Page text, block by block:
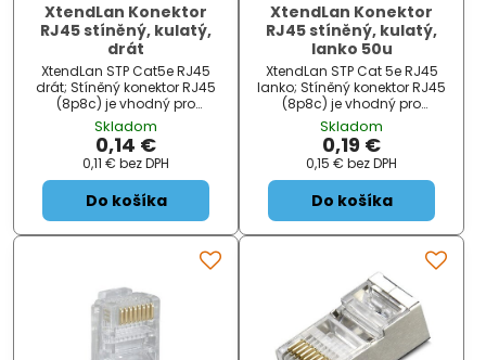
XtendLan Konektor
RJ45 stíněný, kulatý,
drát
XtendLan STP Cat5e RJ45
drát; Stíněný konektor RJ45
(8p8c) je vhodný pro
zakončení kabelů
strukturované kabeláže.
ZÁKLADNÍ SPECIFIKACE; Typ
konektoru: RJ45; Kategorie:
Ca...
Skladom
0,14 €
0,11 € bez DPH
Do košíka
XtendLan Konektor
RJ45 stíněný, kulatý,
lanko 50u
XtendLan STP Cat 5e RJ45
lanko; Stíněný konektor RJ45
(8p8c) je vhodný pro
zakončení kabelů
strukturované kabeláže.
ZÁKLADNÍ SPECIFIKACE; Typ
konektoru: RJ45; Kategorie:...
Skladom
0,19 €
0,15 € bez DPH
Do košíka